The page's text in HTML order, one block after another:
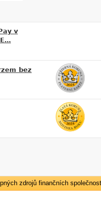
v
bez
zdrojů finančních